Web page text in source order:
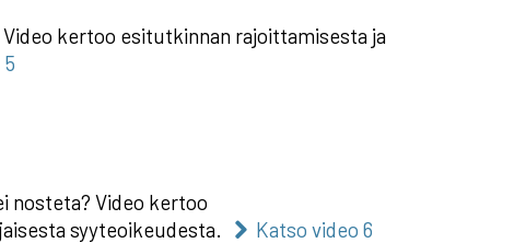
kertoo esitutkinnan rajoittamisesta ja
nosteta? Video kertoo
syyteoikeudesta.
Katso video 6